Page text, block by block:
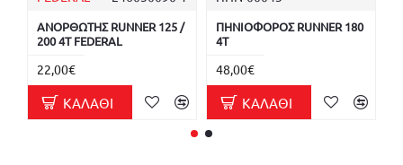
ΑΝΟΡΘΩΤΗΣ RUNNER 125 /
200 4T FEDERAL
22,00€
ΚΑΛΆΘΙ
ΠΗΝΙΟΦΟΡΟΣ RUNNER 180
4T
48,00€
ΚΑΛΆΘΙ